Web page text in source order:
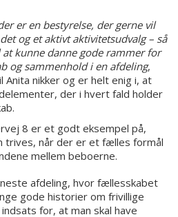
er en bestyrelse, der gerne vil
og et aktivt aktivitetsudvalg – så
kunne danne gode rammer for
og sammenhold i en afdeling,
nikker og er helt enig i, at
der i hvert fald holder
8 er et godt eksempel på,
trives, når der er et fælles formål
mellem beboerne.
afdeling, hvor fællesskabet
gode historier om frivillige
for, at man skal have